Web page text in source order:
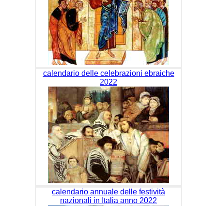
calendario delle celebrazioni ebraiche
2022
calendario annuale delle festività
nazionali in Italia anno 2022